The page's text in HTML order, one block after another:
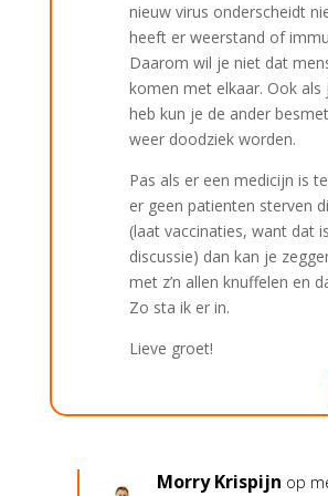
nieuw virus onderscheidt
heeft er weerstand of
Daarom wil je niet dat
komen met elkaar. Ook als
heb kun je de ander
weer doodziek worden.
Pas als er een medicijn is
er geen patienten sterven
(laat vaccinaties, want dat
discussie) dan kan je
met z’n allen knuffelen en
Zo sta ik er in.
Lieve groet!
Morry Krispijn op